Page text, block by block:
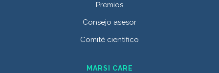
Premios
Consejo asesor
Comité científico
MARSI CARE